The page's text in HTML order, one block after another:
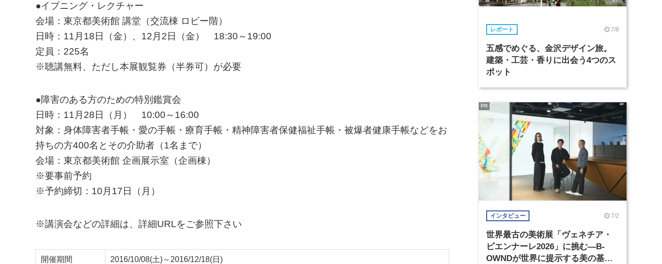
●イブニング・レクチャー
会場：東京都美術館 講堂（交流棟 ロビー階）
日時：11月18日（金）、12月2日（金） 18:30～19:00
定員：225名
※聴講無料、ただし本展観覧券（半券可）が必要
●障害のある方のための特別鑑賞会
日時：11月28日（月） 10:00～16:00
対象：身体障害者手帳・愛の手帳・療育手帳・精神障害者保健福祉手帳・被爆者健康手帳などをお
持ちの方400名とその介助者（1名まで）
会場：東京都美術館 企画展示室（企画棟）
※要事前予約
※予約締切：10月17日（月）
※講演会などの詳細は、詳細URLをご参照下さい
開催期間
2016/10/08(土)～2016/12/18(日)
レポート 7/8
五感でめぐる、金沢デザイン旅。
建築・工芸・香りに出会う4つのス
ポット
インタビュー 7/2
世界最古の美術展「ヴェネチア・
ビエンナーレ2026」に挑む―B-
OWNDが世界に提示する美の基準
PR